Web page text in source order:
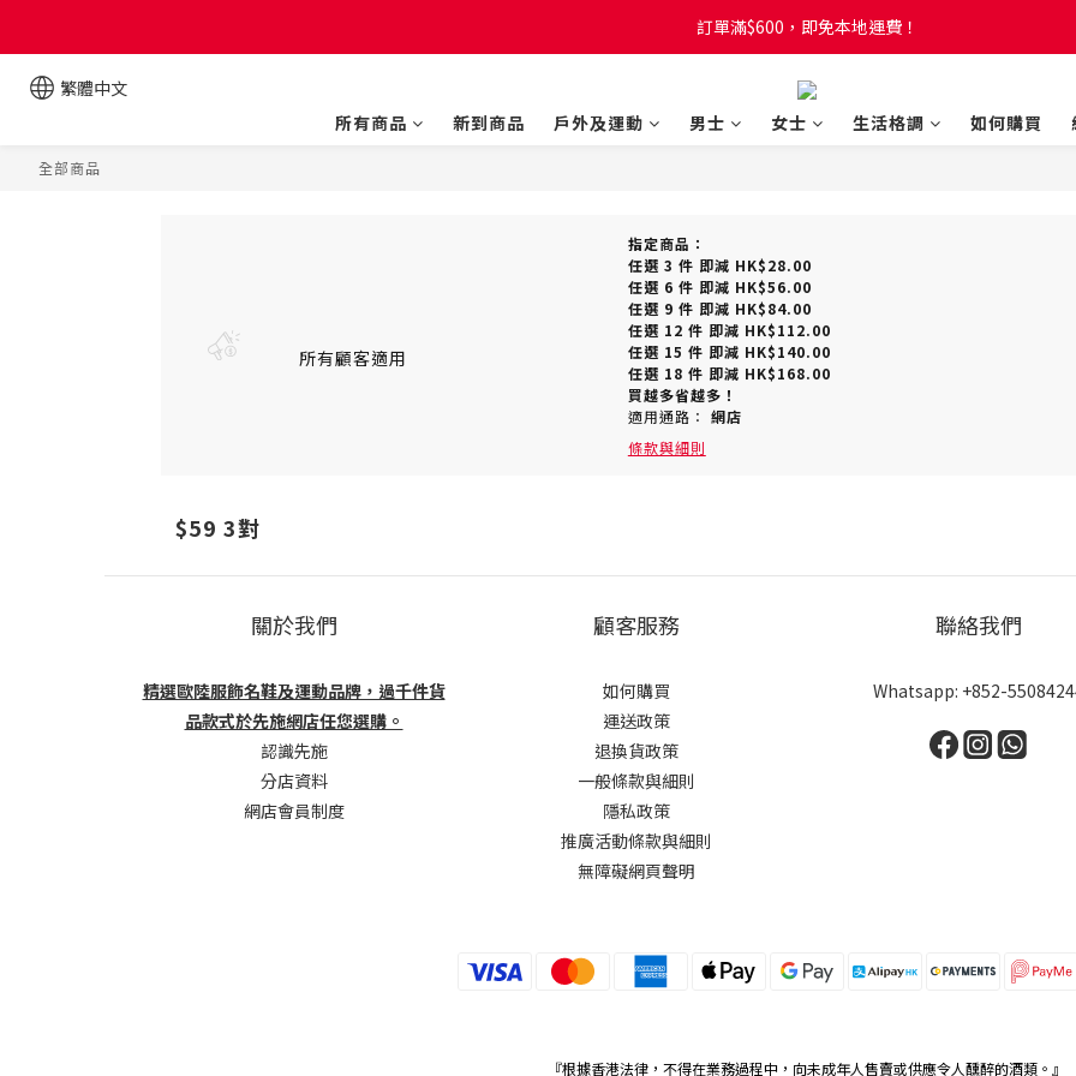
訂單滿$600，即免本地運費！
訂單滿$600，即免本地運費！
全新網店會員制度! 2%消費回贈! 買1蚊儲1分! 儲夠50分當1蚊!
訂單滿$600，即免本地運費！
繁體中文
所有商品
新到商品 戶外及運動 男士 女士 生活格調 如何購買
全部商品
所有顧客適用
指定商品：
任選 3 件 即減 HK$28.00
任選 6 件 即減 HK$56.00
任選 9 件 即減 HK$84.00
任選 12 件 即減 HK$112.00
任選 15 件 即減 HK$140.00
任選 18 件 即減 HK$168.00
買越多省越多！
適用通路： 網店
條款與細則
$59 3對
關於我們
精選歐陸服飾名鞋及運動品牌，過千件貨
品款式於先施網店任您選購。
認識先施
分店資料
網店會員制度
顧客服務
如何購買
運送政策
退換貨政策
一般條款與細則
隱私政策
推廣活動條款與細則
無障礙網頁聲明
聯絡我們
Whatsapp: +852-
『根據香港法律，不得在業務過程中，向未成年人售賣或供應令人醺醉的酒類。』